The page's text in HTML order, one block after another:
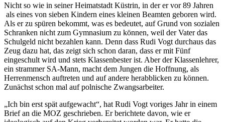
Nicht so wie in seiner Heimatstadt Küstrin, in der er vor 89 Jahren
als eines von sieben Kindern eines kleinen Beamten geboren wird.
Als er zu spüren bekommt, was es bedeutet, auf Grund von sozialen
Schranken nicht zum Gymnasium zu können, weil der Vater das
Schulgeld nicht bezahlen kann. Denn dass Rudi Vogt durchaus das
Zeug dazu hat, das zeigt sich schon daran, dass er mit Fünf
eingeschult wird und stets Klassenbester ist. Aber der Klassenlehrer,
ein strammer SA-Mann, macht dem Jungen die Hoffnung, als
Herrenmensch auftreten und auf andere herabblicken zu können.
Zunächst schon mal auf polnische Zwangsarbeiter.
„Ich bin erst spät aufgewacht“, hat Rudi Vogt voriges Jahr in einem
Brief an die MOZ geschrieben. Er berichtete davon, wie er